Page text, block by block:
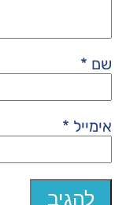
שם *
אימייל *